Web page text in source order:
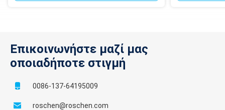
Επικοινωνήστε μαζί μας
οποιαδήποτε στιγμή
0086-137-64195009
roschen@roschen.com